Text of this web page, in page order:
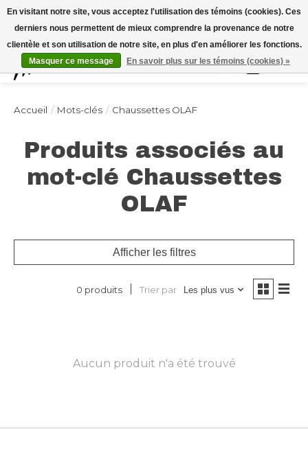
Expédition sous 48h / Livraison gratuite dès 150€ d'achats / -10% avec le code
"4MILKZOO"
Liste de
Panier
Accueil / Mots-clés / Chaussettes OLAF
Produits associés au
mot-clé Chaussettes
OLAF
Afficher les filtres
0 produits Trier par Les plus vus
Aucun produit n'a été trouvé
En visitant notre site, vous acceptez l'utilisation des témoins (cookies). Ces
derniers nous permettent de mieux comprendre la provenance de notre
clientèle et son utilisation de notre site, en plus d'en améliorer les fonctions.
Masquer ce message
En savoir plus sur les témoins (cookies) »